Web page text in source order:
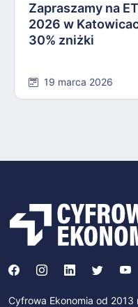
Zapraszamy na
2026 w
30% zniżki
19 marca 2026
Cyfrowa Ekonomia od